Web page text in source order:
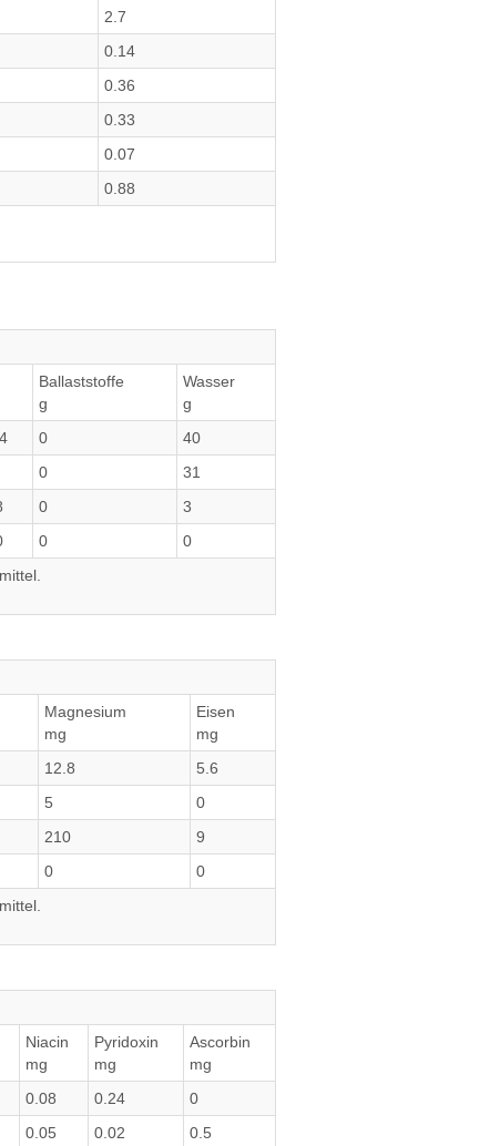
2.7
0.14
0.36
0.33
0.07
0.88
Ballaststoffe
g
Wasser
g
0
40
0
31
0
3
0
0
Magnesium
mg
Eisen
mg
12.8
5.6
5
0
210
9
0
0
Niacin
mg
Pyridoxin
mg
Ascorbin
mg
0.08 0.24
0
0.05 0.02
0.5